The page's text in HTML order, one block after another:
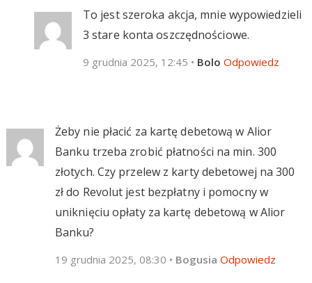
To jest szeroka akcja, mnie wypowiedzieli
3 stare konta oszczędnościowe.
9 grudnia 2025, 12:45 • Bolo Odpowiedz
Żeby nie płacić za kartę debetową w Alior
Banku trzeba zrobić płatności na min. 300
złotych. Czy przelew z karty debetowej na 300
zł do Revolut jest bezpłatny i pomocny w
uniknięciu opłaty za kartę debetową w Alior
Banku?
19 grudnia 2025, 08:30 • Bogusia Odpowiedz